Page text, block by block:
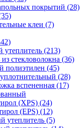
покрытий (28)
клеи (7)
утеплитель (213)
стекловолокна (36)
полиэтилен (45)
(28)
вспененная (17)
(XPS) (24)
(EPS) (12)
утеплитель (5)